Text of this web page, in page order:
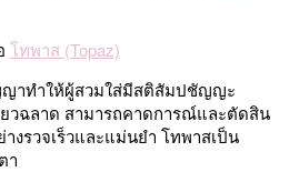
โทพาส (Topaz)
าทำให้ผู้สวมใส่มีสติสัมปชัญญะ
วฉลาด สามารถคาดการณ์และตัดสิน
งรวจเร็วและแม่นยำ โทพาสเป็น
า